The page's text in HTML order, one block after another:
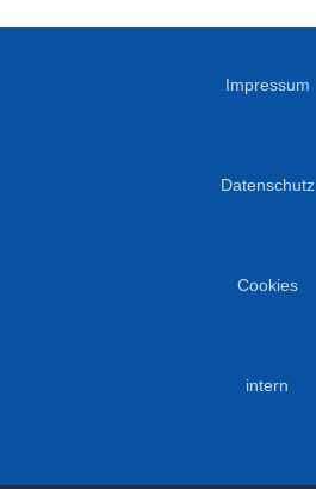
Impressum
Datenschutz
Cookies
intern